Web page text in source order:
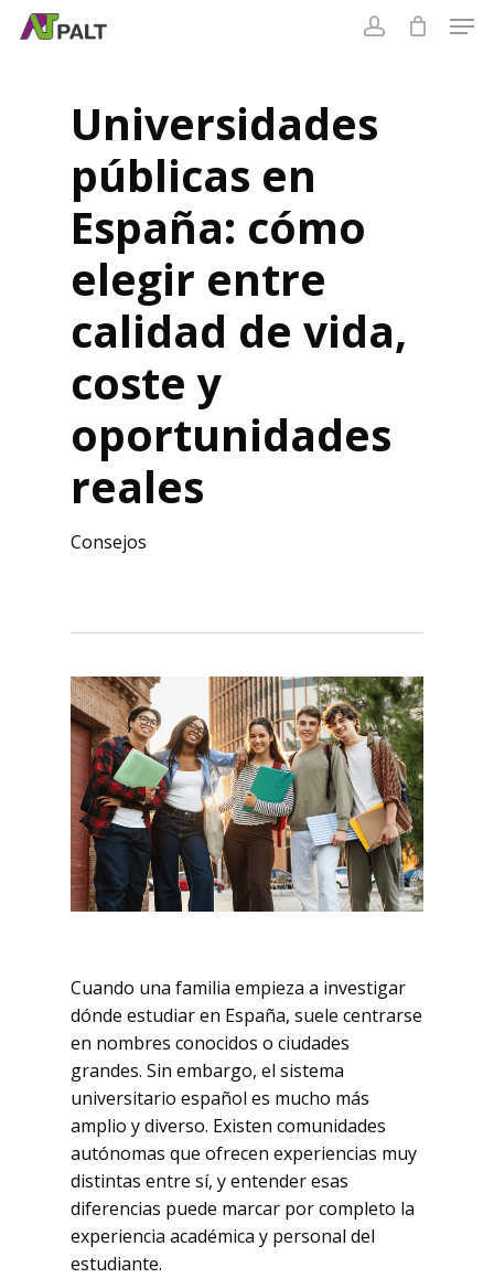
Skip
Universidades
públicas en
España: cómo
elegir entre
calidad de vida,
coste y
oportunidades
reales
Consejos
Cuando una familia empieza a investigar
dónde estudiar en España, suele centrarse
en nombres conocidos o ciudades
grandes. Sin embargo, el sistema
universitario español es mucho más
amplio y diverso. Existen comunidades
autónomas que ofrecen experiencias muy
distintas entre sí, y entender esas
diferencias puede marcar por completo la
experiencia académica y personal del
estudiante.